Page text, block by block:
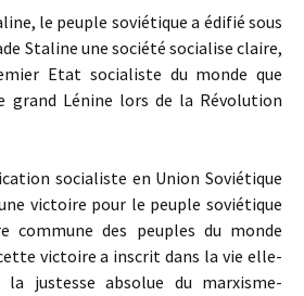
le peuple soviétique a édifié sous
Staline une société socialise claire,
Etat socialiste du monde que
grand Lénine lors de la Révolution
socialiste en Union Soviétique
victoire pour le peuple soviétique
commune des peuples du monde
victoire a inscrit dans la vie elle-
justesse absolue du marxisme-